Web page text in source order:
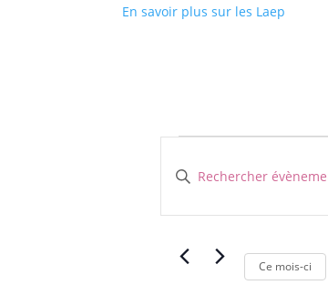
En savoir plus sur les Laep
Évènements
Recherche
et
de
vues
Évènements
Saisir
mot-
clé.
Évènements
Ce mois-ci